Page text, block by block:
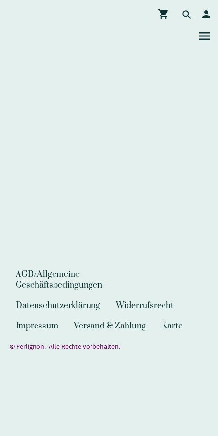
AGB/Allgemeine
Geschäftsbedingungen
Datenschutzerklärung
Widerrufsrecht
Impressum
Versand & Zahlung Karte
© Perlignon. Alle Rechte vorbehalten.